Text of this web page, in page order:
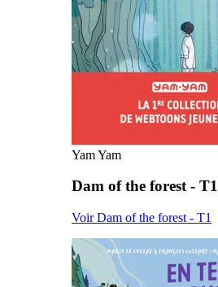
Yam Yam
Dam of the forest - T1
Voir Dam of the forest - T1